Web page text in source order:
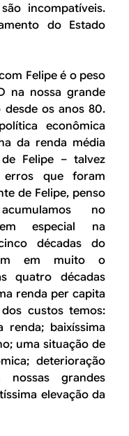
incompatíveis.
do Estado
Felipe é o peso
na nossa grande
os anos 80.
econômica
da renda média
Felipe – talvez
que foram
de Felipe, penso
no
especial na
décadas do
em muito o
quatro décadas
renda per capita
custos temos:
renda; baixíssima
uma situação de
deterioração
grandes
elevação da